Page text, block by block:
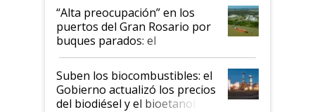
“Alta preocupación” en los
puertos del Gran Rosario por
buques parados: el
funcionamiento de las
exportadoras en tensión tras
la medida de fuerza de los
prácticos
Suben los biocombustibles: el
Gobierno actualizó los precios
del biodiésel y el bioetanol